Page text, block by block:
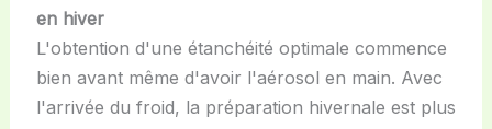
en hiver
L'obtention d'une étanchéité optimale commence
bien avant même d'avoir l'aérosol en main. Avec
l'arrivée du froid, la préparation hivernale est plus